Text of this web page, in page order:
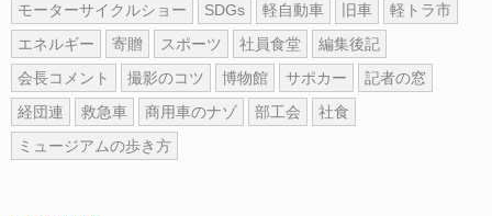
モーターサイクルショー
SDGs 軽自動車 旧車
軽トラ市
エネルギー
寄贈 スポーツ 社員食堂
編集後記
会長コメント
撮影のコツ 博物館 サポカー
記者の窓
経団連
救急車 商用車のナゾ 部工会
社食
ミュージアムの歩き方